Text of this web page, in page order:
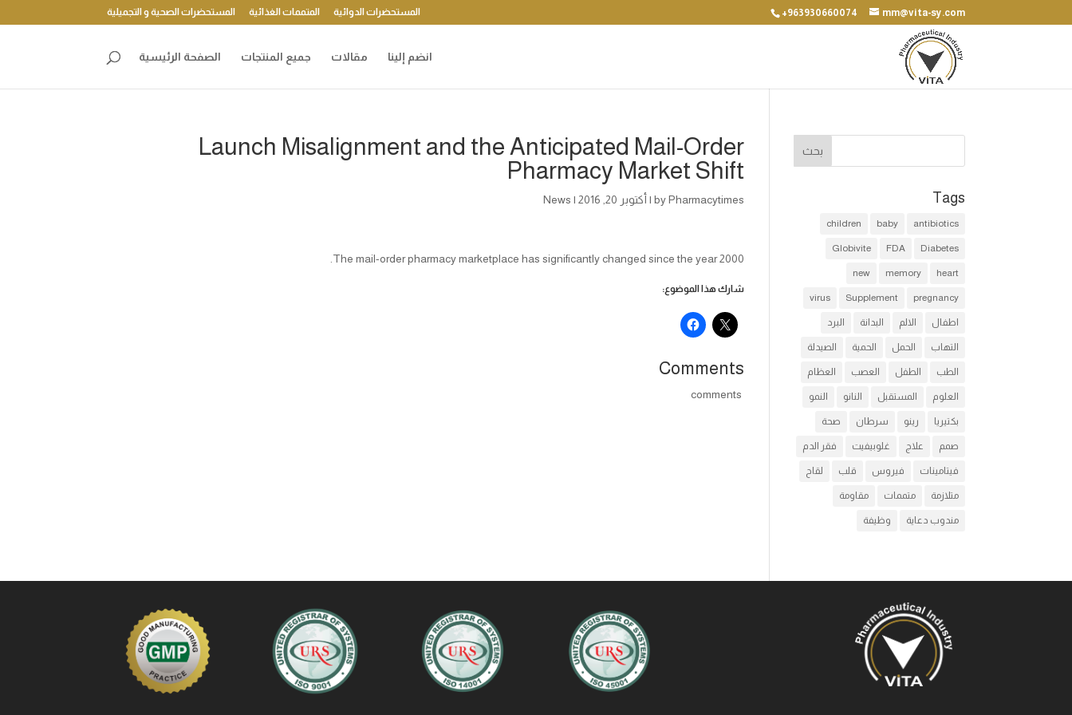
+963930660074 mm@vita-sy.com المستحضرات الدوائية المتممات الغذائية المستحضرات الصحية و التجميلية
انضم إلينا مقالات جميع المنتجات الصفحة الرئيسية
Launch Misalignment and the Anticipated Mail-Order
Pharmacy Market Shift
byPharmacytimes
| أكتوبر 20, 2016 |
News
The mail-order pharmacy marketplace has significantly changed since the year 2000.
شارك هذا الموضوع:
Comments
Tags
antibiotics
baby
children
Diabetes
FDA
Globivite
heart
memory
new
pregnancy
Supplement
virus
اطفال الالم البدانة البرد
التهاب الحمل الحمية الصيدلة
الطب الطفل العصب العظام
العلوم المستقبل النانو النمو
بكتيريا رينو سرطان صحة
صمم علاج غلوبيفيت فقر الدم
فيتامينات فيروس قلب لقاح
متلازمة متممات مقاومة
مندوب دعاية وظيفة